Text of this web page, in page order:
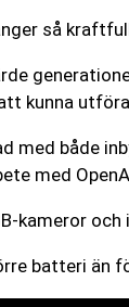
så
kunna
med både
med
kameror
batteri än